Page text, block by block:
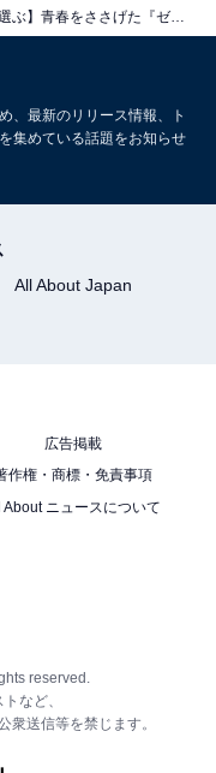
【30代が選ぶ】青春をささげた『ゼルダの伝説シリーズ』ランキング！ 2位「ムジュラの仮面」を抑えた1位は？
、最新のリリース情報、ト
集めている話題をお知らせ
All About Japan
広告掲載
作権・商標・免責事項
About ニュースについて
reserved.
など、
衆送信等を禁じます。